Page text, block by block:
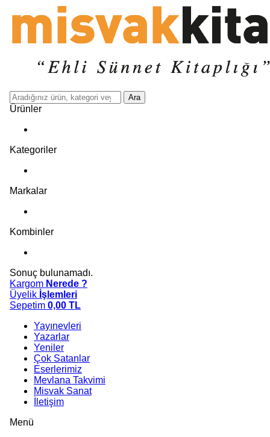
Ara
Ürünler
Kategoriler
Markalar
Kombinler
Sonuç bulunamadı.
Kargom Nerede ?
Üyelik İşlemleri
Sepetim 0,00 TL
Yayınevleri
Yazarlar
Yeniler
Çok Satanlar
Eserlerimiz
Mevlana Takvimi
Misvak Sanat
İletişim
Menü